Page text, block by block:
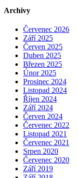
Archivy
Červenec 2026
Září 2025
Červen 2025
Duben 2025
Březen 2025
Únor 2025
Prosinec 2024
Listopad 2024
Říjen 2024
Září 2024
Červen 2024
Červenec 2022
Listopad 2021
Červenec 2021
Srpen 2020
Červenec 2020
Září 2019